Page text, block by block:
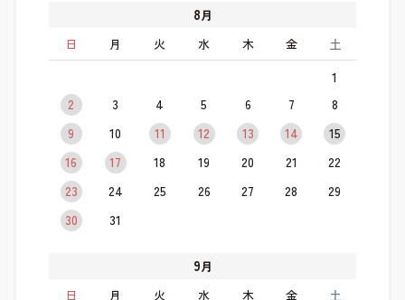
8月
日
月 火 水 木 金 土
1
2
3 4 5 6 7
8
9
10 11 12 13 14
15
16
17 18 19 20 21
22
23
24 25 26 27 28
29
30
31
9月
日
月 火 水 木 金 土